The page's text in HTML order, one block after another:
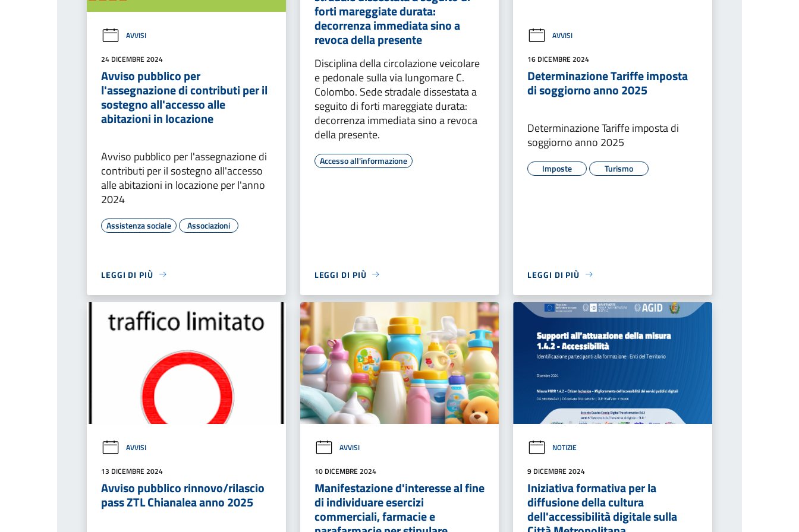
AVVISI
24 DICEMBRE 2024
Avviso pubblico per
l'assegnazione di contributi per il
sostegno all'accesso alle
abitazioni in locazione
Avviso pubblico per l'assegnazione di
contributi per il sostegno all'accesso
alle abitazioni in locazione per l'anno
2024
Assistenza sociale Associazioni
LEGGI DI PIÙ
forti mareggiate durata:
decorrenza immediata sino a
revoca della presente
Disciplina della circolazione veicolare
e pedonale sulla via lungomare C.
Colombo. Sede stradale dissestata a
seguito di forti mareggiate durata:
decorrenza immediata sino a revoca
della presente.
Accesso all'informazione
LEGGI DI PIÙ
AVVISI
16 DICEMBRE 2024
Determinazione Tariffe imposta
di soggiorno anno 2025
Determinazione Tariffe imposta di
soggiorno anno 2025
Imposte Turismo
LEGGI DI PIÙ
AVVISI
13 DICEMBRE 2024
Avviso pubblico rinnovo/rilascio
pass ZTL Chianalea anno 2025
AVVISI
10 DICEMBRE 2024
Manifestazione d'interesse al fine
di individuare esercizi
commerciali, farmacie e
NOTIZIE
9 DICEMBRE 2024
Iniziativa formativa per la
diffusione della cultura
dell'accessibilità digitale sulla